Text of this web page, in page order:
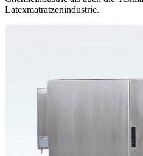
Latexmatratzenindustrie.